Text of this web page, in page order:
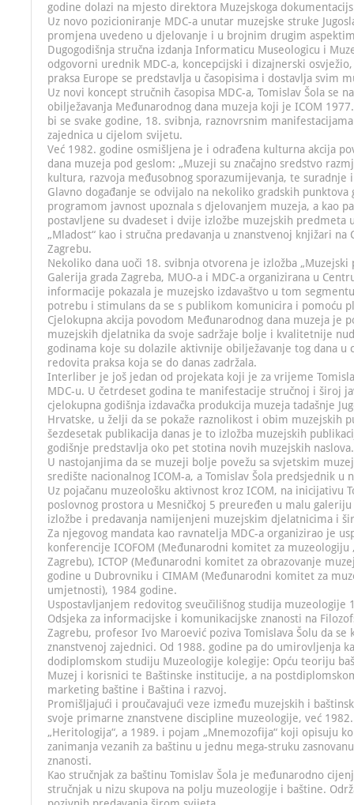
godine dolazi na mjesto direktora Muzejskoga
Uz novo pozicioniranje MDC-a unutar muzejske struke
promjena uvedeno u djelovanje i u brojnim drugim
Dugogodišnja stručna izdanja Informaticu Museologicu i
odgovorni urednik MDC-a, koncepcijski i dizajnerski
praksa Europe se predstavlja u časopisima i dostavlja svim
Uz novi koncept stručnih časopisa MDC-a, Tomislav Šola se
obilježavanja Međunarodnog dana muzeja koji je ICOM
bi se svake godine, 18. svibnja, raznovrsnim
zajednica u cijelom svijetu.
Već 1982. godine osmišljena je i odrađena kulturna akcija
dana muzeja pod geslom: „Muzeji su značajno sredstvo
kultura, razvoja međusobnog sporazumijevanja, te suradnje
Glavno događanje se odvijalo na nekoliko gradskih
programom javnost upoznala s djelovanjem muzeja, a kao
postavljene su dvadeset i dvije izložbe muzejskih predmeta
„Mladost“ kao i stručna predavanja u znanstvenoj knjižari na
Zagrebu.
Nekoliko dana uoči 18. svibnja otvorena je izložba „Muzejski
Galerija grada Zagreba, MUO-a i MDC-a organizirana u
informacije pokazala je muzejsko izdavaštvo u tom
potrebu i stimulans da se s publikom komunicira i pomoću
Cjelokupna akcija povodom Međunarodnog dana muzeja je
muzejskih djelatnika da svoje sadržaje bolje i kvalitetnije
godinama koje su dolazile aktivnije obilježavanje tog dana u
redovita praksa koja se do danas zadržala.
Interliber je još jedan od projekata koji je za vrijeme
MDC-u. U četrdeset godina te manifestacije stručnoj i široj
cjelokupna godišnja izdavačka produkcija muzeja tadašnje
Hrvatske, u želji da se pokaže raznolikost i obim muzejskih
šezdesetak publikacija danas je to izložba muzejskih
godišnje predstavlja oko pet stotina novih muzejskih naslova.
U nastojanjima da se muzeji bolje povežu sa svjetskim
središte nacionalnog ICOM-a, a Tomislav Šola predsjednik u
Uz pojačanu muzeološku aktivnost kroz ICOM, na inicijativu
poslovnog prostora u Mesničkoj 5 preuređen u malu
izložbe i predavanja namijenjeni muzejskim djelatnicima i
Za njegovog mandata kao ravnatelja MDC-a organizirao je
konferencije ICOFOM (Međunarodni komitet za muzeologiju
Zagrebu), ICTOP (Međunarodni komitet za obrazovanje
godine u Dubrovniku i CIMAM (Međunarodni komitet za
umjetnosti), 1984 godine.
Uspostavljanjem redovitog sveučilišnog studija muzeologije
Odsjeka za informacijske i komunikacijske znanosti na
Zagrebu, profesor Ivo Maroević poziva Tomislava Šolu da se
znanstvenoj zajednici. Od 1988. godine pa do umirovljenja
dodiplomskom studiju Muzeologije kolegije: Opću teoriju
Muzej i korisnici te Baštinske institucije, a na
marketing baštine i Baština i razvoj.
Promišljajući i proučavajući veze između muzejskih i
svoje primarne znanstvene discipline muzeologije, već
„Heritologija“, a 1989. i pojam „Mnemozofija“ koji opisuju
zanimanja vezanih za baštinu u jednu mega-struku
znanosti.
Kao stručnjak za baštinu Tomislav Šola je međunarodno
stručnjak u nizu skupova na polju muzeologije i baštine.